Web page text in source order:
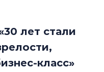
лет стали
класс»